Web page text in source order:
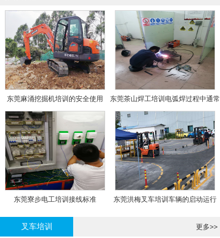
东莞麻涌挖掘机培训的安全使用
东莞茶山焊工培训电弧焊过程中通常
会采取以下措施
东莞寮步电工培训接线标准 东莞洪梅叉车培训车辆的启动运行
叉车培训 更多>>